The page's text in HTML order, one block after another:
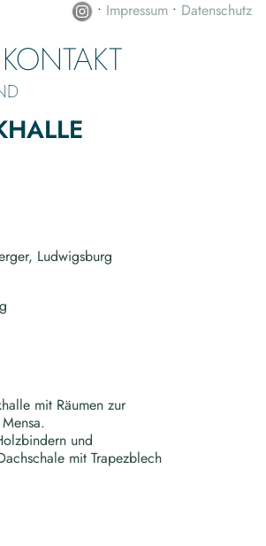
• Impressum • Datenschutz
KONTAKT
Ludwigsburg
mit Räumen zur
und
mit Trapezblech